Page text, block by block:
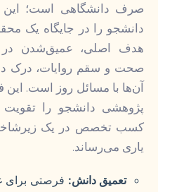
صرف دانشگاهی است؛ این
دانشجو را در جایگاه یک
هدف اصلی، عمیق‌شدن در
صحت و سقم روایات، درک
آن‌ها با مسائل روز است. این
پژوهشی دانشجو را تقویت
کسب تخصص در یک
یاری می‌رساند.
تعمیق دانش: فرصتی برای